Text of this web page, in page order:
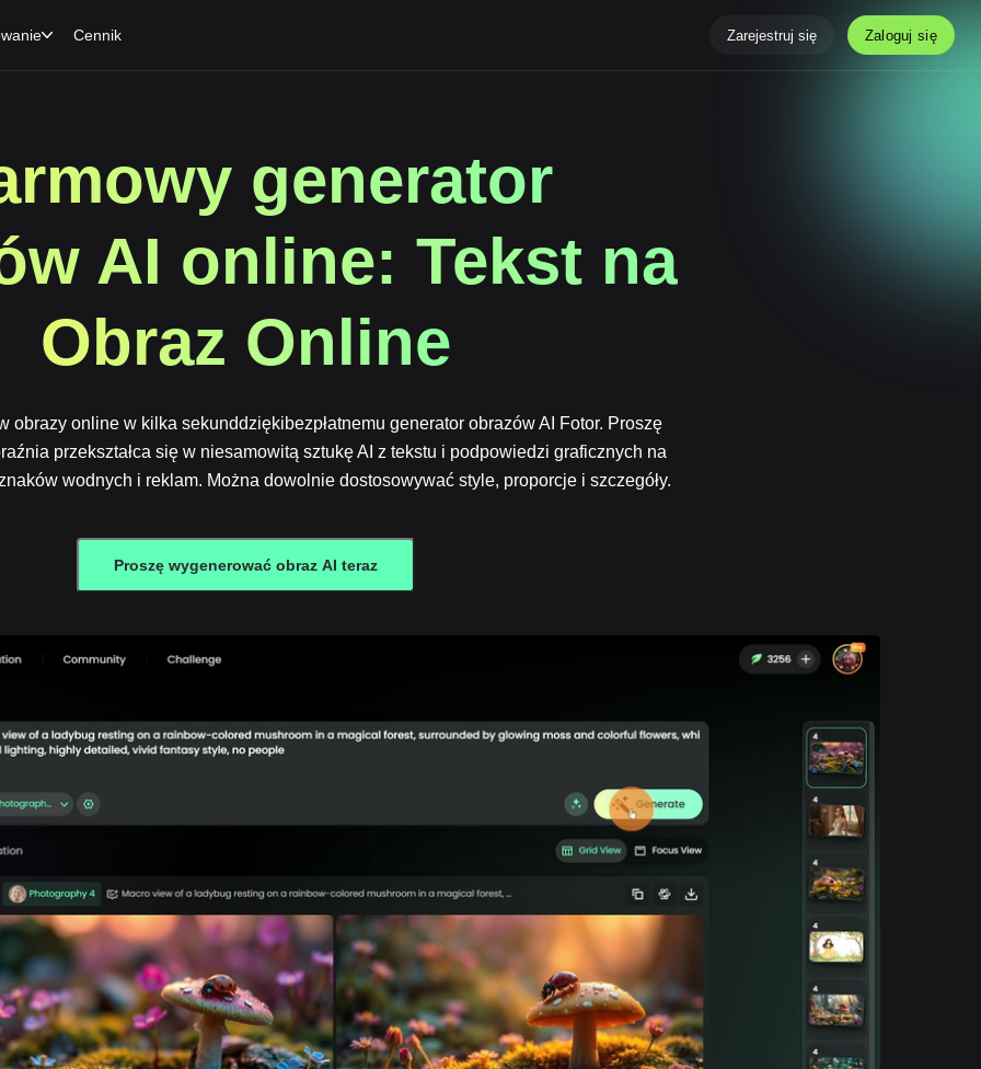
Cennik Zarejestruj się Zaloguj się
generator
AI online: Tekst na
Obraz Online
obrazy online w kilka sekunddziękibezpłatnemu generator obrazów AI Fotor. Proszę
przekształca się w niesamowitą sztukę AI z tekstu i podpowiedzi graficznych na
wodnych i reklam. Można dowolnie dostosowywać style, proporcje i szczegóły.
Proszę wygenerować obraz AI teraz